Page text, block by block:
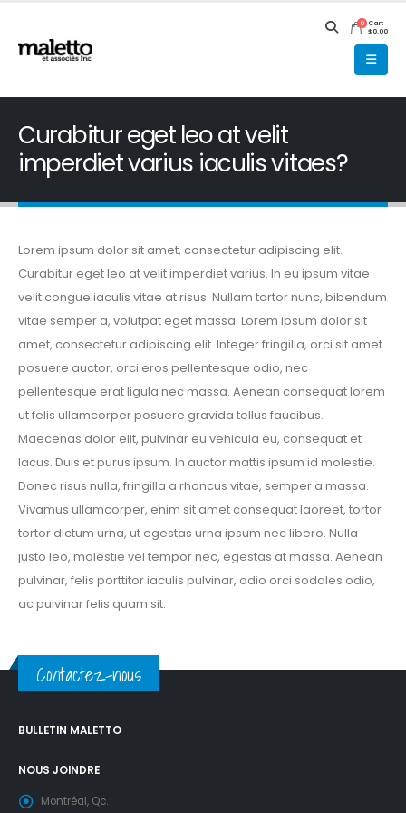
0 Cart
$0.00
Curabitur eget leo at velit
imperdiet varius iaculis vitaes?
Lorem ipsum dolor sit amet, consectetur adipiscing elit.
Curabitur eget leo at velit imperdiet varius. In eu ipsum vitae
velit congue iaculis vitae at risus. Nullam tortor nunc, bibendum
vitae semper a, volutpat eget massa. Lorem ipsum dolor sit
amet, consectetur adipiscing elit. Integer fringilla, orci sit amet
posuere auctor, orci eros pellentesque odio, nec
pellentesque erat ligula nec massa. Aenean consequat lorem
ut felis ullamcorper posuere gravida tellus faucibus.
Maecenas dolor elit, pulvinar eu vehicula eu, consequat et
lacus. Duis et purus ipsum. In auctor mattis ipsum id molestie.
Donec risus nulla, fringilla a rhoncus vitae, semper a massa.
Vivamus ullamcorper, enim sit amet consequat laoreet, tortor
tortor dictum urna, ut egestas urna ipsum nec libero. Nulla
justo leo, molestie vel tempor nec, egestas at massa. Aenean
pulvinar, felis porttitor iaculis pulvinar, odio orci sodales odio,
ac pulvinar felis quam sit.
Contactez-nous
BULLETIN MALETTO
NOUS JOINDRE
Montréal, Qc.